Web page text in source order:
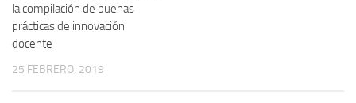
la compilación de buenas
prácticas de innovación
docente
25 FEBRERO, 2019